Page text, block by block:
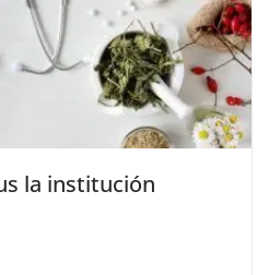
la institución